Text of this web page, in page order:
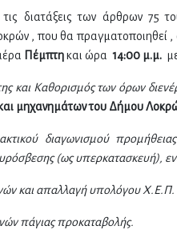
διατάξεις των άρθρων 75
, που θα πραγματοποιηθεί
Πέμπτηκαι ώρα 14:00 μ.μ.
και Καθορισμός των όρων
μηχανημάτων του Δήμου
διαγωνισμού προμήθειας
(ως υπερκατασκευή),
και απαλλαγή υπολόγου Χ.Ε.Π.
πάγιας προκαταβολής.